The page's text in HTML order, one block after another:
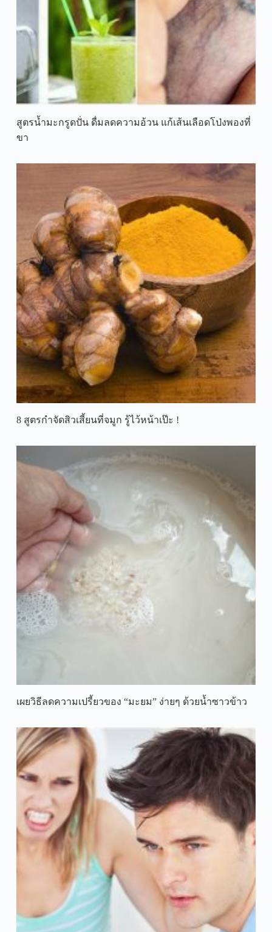
สูตรน้ำมะกรูดปั่น ดื่มลดความอ้วน แก้เส้นเลือดโป่งพองที่
ขา
8 สูตรกำจัดสิวเสี้ยนที่จมูก รู้ไว้หน้าเป๊ะ !
เผยวิธีลดความเปรี้ยวของ “มะยม” ง่ายๆ ด้วยน้ำซาวข้าว